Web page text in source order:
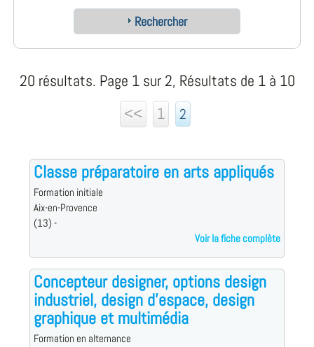
Rechercher
20 résultats. Page 1 sur 2, Résultats de 1 à 10
<<
1 2
Classe préparatoire en arts appliqués
Formation initiale
Aix-en-Provence
(13) -
Voir la fiche complète
Concepteur designer, options design
industriel, design d'espace, design
graphique et multimédia
Formation en alternance